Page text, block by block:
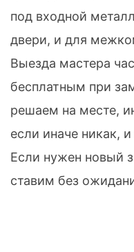
под входной
двери, и для
Выезда мастера
бесплатным при
решаем на месте,
если иначе никак,
Если нужен новый
ставим без